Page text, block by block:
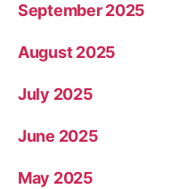
September 2025
August 2025
July 2025
June 2025
May 2025